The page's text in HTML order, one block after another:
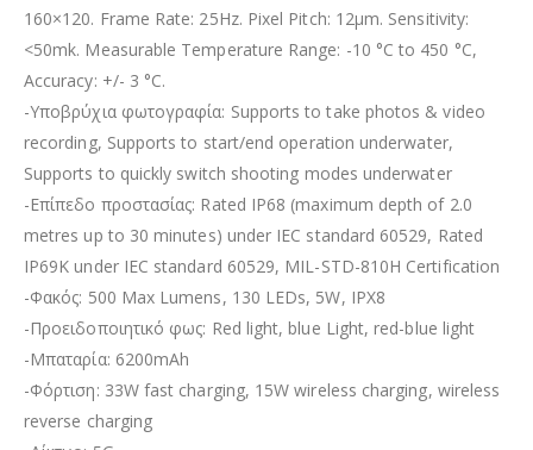
160×120. Frame Rate: 25Hz. Pixel Pitch: 12μm. Sensitivity:
<50mk. Measurable Temperature Range: -10 °C to 450 °C,
Accuracy: +/- 3 °C.
-Υποβρύχια φωτογραφία: Supports to take photos & video
recording, Supports to start/end operation underwater,
Supports to quickly switch shooting modes underwater
-Επίπεδο προστασίας: Rated IP68 (maximum depth of 2.0
metres up to 30 minutes) under IEC standard 60529, Rated
IP69K under IEC standard 60529, MIL-STD-810H Certification
-Φακός: 500 Max Lumens, 130 LEDs, 5W, IPX8
-Προειδοποιητικό φως: Red light, blue Light, red-blue light
-Μπαταρία: 6200mAh
-Φόρτιση: 33W fast charging, 15W wireless charging, wireless
reverse charging